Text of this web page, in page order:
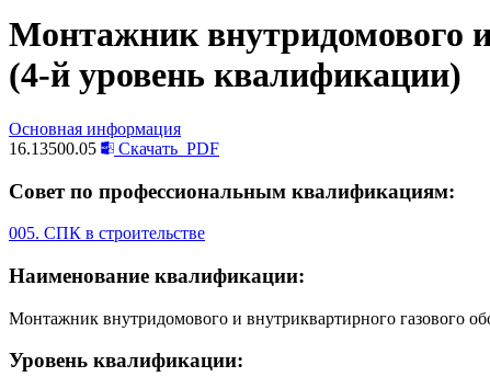
Монтажник внутридомового и
(4-й уровень квалификации)
Основная информация
16.13500.05
Скачать PDF
Совет по профессиональным квалификациям:
005. СПК в строительстве
Наименование квалификации:
Монтажник внутридомового и внутриквартирного газового
Уровень квалификации: